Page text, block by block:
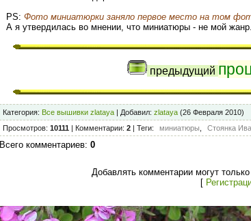
PS: Фото миниатюрки заняло первое место на том
А я утвердилась во мнении, что миниатюры - не мой жанр.
предыдущий
Категория: Все вышивки zlataya | Добавил: zlataya (26 Февраля 2010)
Просмотров: 10111 | Комментарии: 2 | Теги: миниатюры Стоянка
Всего комментариев: 0
Добавлять комментарии могут
[